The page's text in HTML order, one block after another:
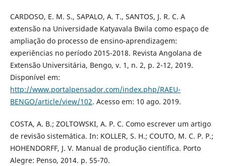
CARDOSO, E. M. S., SAPALO, A. T., SANTOS, J. R. C. A
extensão na Universidade Katyavala Bwila como espaço de
ampliação do processo de ensino-aprendizagem:
experiências no período 2015-2018. Revista Angolana de
Extensão Universitária, Bengo, v. 1, n. 2, p. 2-12, 2019.
Disponível em:
http://www.portalpensador.com/index.php/RAEU-
BENGO/article/view/102. Acesso em: 10 ago. 2019.
COSTA, A. B.; ZOLTOWSKI, A. P. C. Como escrever um artigo
de revisão sistemática. In: KOLLER, S. H.; COUTO, M. C. P. P.;
HOHENDORFF, J. V. Manual de produção científica. Porto
Alegre: Penso, 2014. p. 55-70.